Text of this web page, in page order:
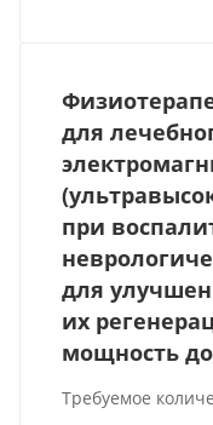
для
при
для
их
мощность до
Требуемое